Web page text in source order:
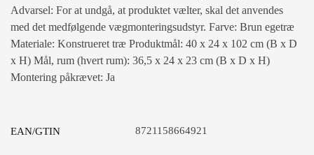
Advarsel: For at undgå, at produktet vælter, skal det anvendes
med det medfølgende vægmonteringsudstyr. Farve: Brun egetræ
Materiale: Konstrueret træ Produktmål: 40 x 24 x 102 cm (B x D
x H) Mål, rum (hvert rum): 36,5 x 24 x 23 cm (B x D x H)
Montering påkrævet: Ja
EAN/GTIN 8721158664921